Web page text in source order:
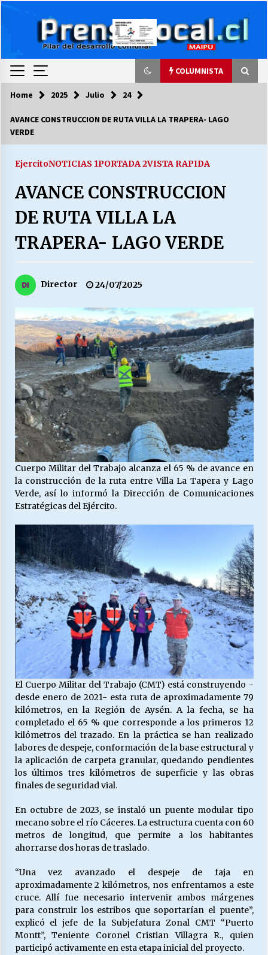
COLUMNISTA
COLUMNISTA
03/08/2026
LA DC POR SIEMPRE.RECORDANDO 69 AÑOS DE
28/07/2026
“ORGULLOSOS DE SER DC” SALUDA EL
LABORAL:
13/07/2026
Escuela hospitalaria El Carmen de Maipu.
25/06/2026
¿Qué habrían dicho?
23/06/2026
VOLVER A SER ALTERNATIVA
16/06/2026
28/05/2026
Releyendo la Rerum Novarum a 135 años. “La
cuestión social hoy”.
16/05/2026
S.O.S. a los ricos, Save Our Souls (Salvar
Nuestras Almas)
30/04/2026
¿Asesores con doble sueldo?
18/04/2026
Chile y sus segmentos de la riqueza
06/04/2026
Home 2025 Julio 24
AVANCE CONSTRUCCION DE RUTA VILLA LA TRAPERA- LAGO
VERDE
EjercitoNOTICIAS 1PORTADA 2VISTA RAPIDA
AVANCE CONSTRUCCION
DE RUTA VILLA LA
TRAPERA- LAGO VERDE
Director 24/07/2025
Cuerpo Militar del Trabajo alcanza el 65 % de avance en
la construcción de la ruta entre Villa La Tapera y Lago
Verde, así lo informó la Dirección de Comunicaciones
Estratégicas del Ejército.
El Cuerpo Militar del Trabajo (CMT) está construyendo -
desde enero de 2021- esta ruta de aproximadamente 79
kilómetros, en la Región de Aysén. A la fecha, se ha
completado el 65 % que corresponde a los primeros 12
kilómetros del trazado. En la práctica se han realizado
labores de despeje, conformación de la base estructural y
la aplicación de carpeta granular, quedando pendientes
los últimos tres kilómetros de superficie y las obras
finales de seguridad vial.
En octubre de 2023, se instaló un puente modular tipo
mecano sobre el río Cáceres. La estructura cuenta con 60
metros de longitud, que permite a los habitantes
ahorrarse dos horas de traslado.
“Una vez avanzado el despeje de faja en
aproximadamente 2 kilómetros, nos enfrentamos a este
cruce. Allí fue necesario intervenir ambos márgenes
para construir los estribos que soportarían el puente”,
explicó el jefe de la Subjefatura Zonal CMT “Puerto
Montt”, Teniente Coronel Cristian Villagra R., quien
participó activamente en esta etapa inicial del proyecto.